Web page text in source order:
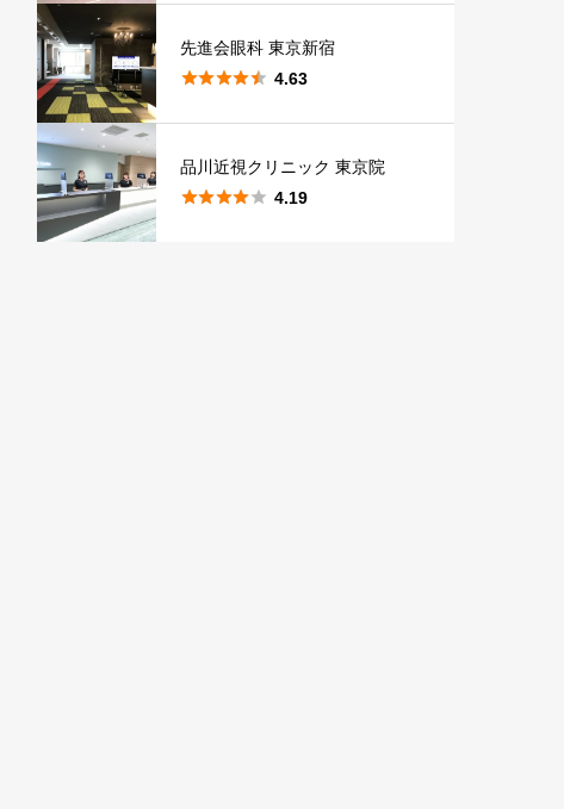
先進会眼科 東京新宿
 4.63
品川近視クリニック 東京院
 4.19